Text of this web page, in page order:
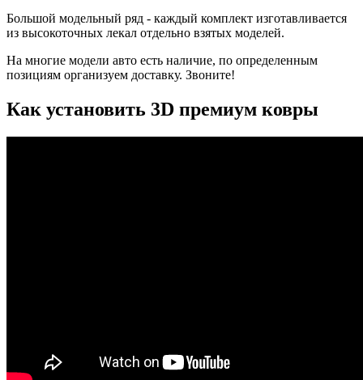
Большой модельный ряд - каждый комплект изготавливается
из высокоточных лекал отдельно взятых моделей.
На многие модели авто есть наличие, по определенным
позициям организуем доставку. Звоните!
Как установить 3D премиум ковры